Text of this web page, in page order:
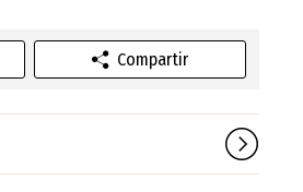
Compartir